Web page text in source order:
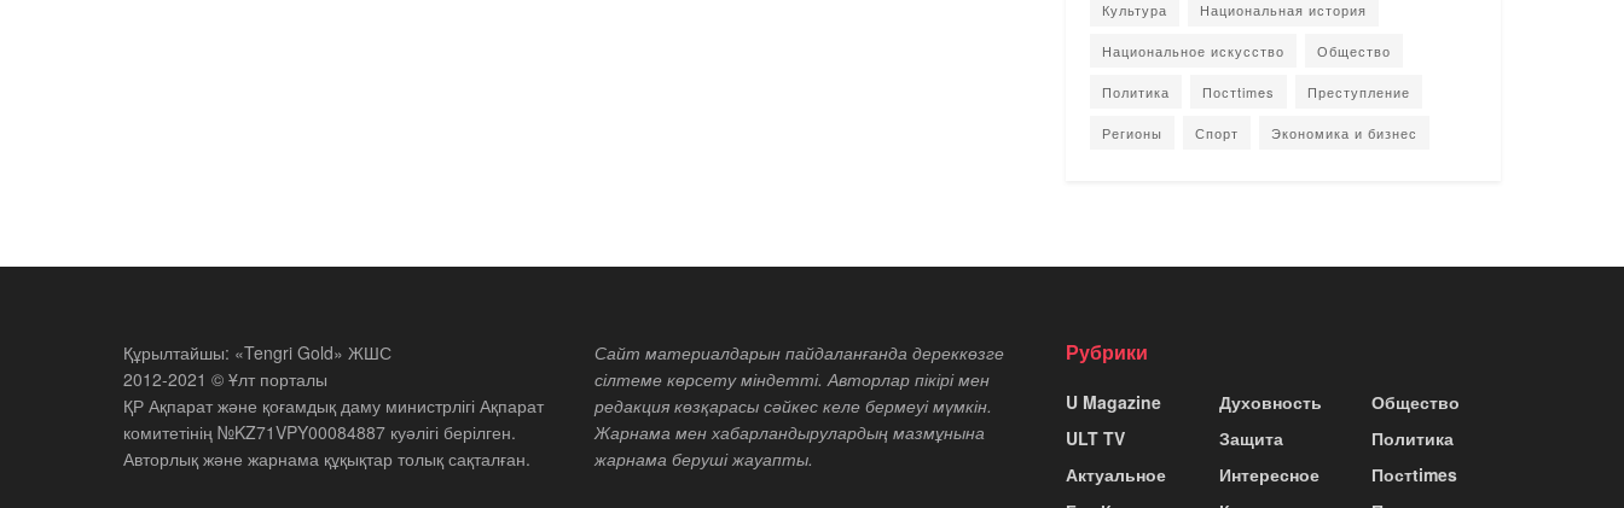
Культура Национальная история
Национальное искусство Общество
Политика Постtimes Преступление
Регионы Спорт Экономика и бизнес
Құрылтайшы: «Tengri Gold» ЖШС
2012-2021 © Ұлт порталы
ҚР Ақпарат және қоғамдық даму министрлігі Ақпарат
комитетінің №KZ71VPY00084887 куәлігі берілген.
Авторлық және жарнама құқықтар толық сақталған.
Сайт материалдарын пайдаланғанда дереккөзге
сілтеме көрсету міндетті. Авторлар пікірі мен
редакция көзқарасы сәйкес келе бермеуі мүмкін.
Жарнама мен хабарландырулардың мазмұнына
жарнама беруші жауапты.
Рубрики
U Magazine
ULT TV
Актуальное
Духовность
Защита
Интересное
Общество
Политика
Постtimes